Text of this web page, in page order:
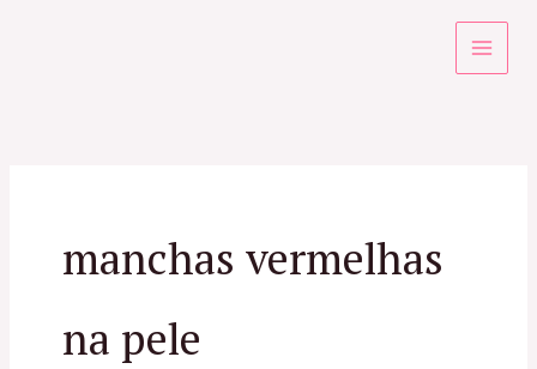
manchas vermelhas
na pele